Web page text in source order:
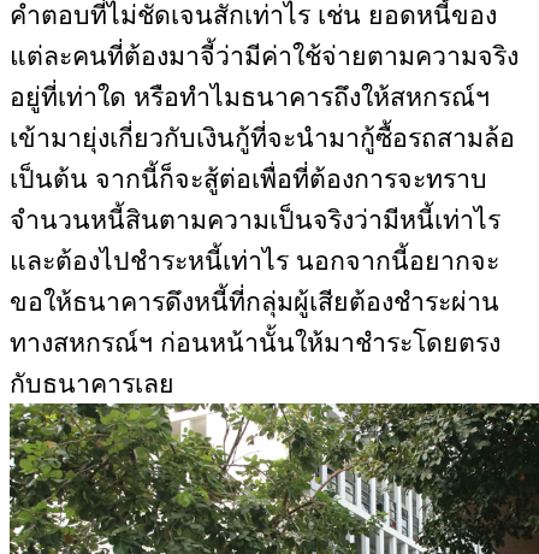
คำตอบที่ไม่ชัดเจนสักเท่าไร เช่น ยอดหนี้ของ
แต่ละคนที่ต้องมาจี้ว่ามีค่าใช้จ่ายตามความจริง
อยู่ที่เท่าใด หรือทำไมธนาคารถึงให้สหกรณ์ฯ
เข้ามายุ่งเกี่ยวกับเงินกู้ที่จะนำมากู้ซื้อรถสามล้อ
เป็นต้น จากนี้ก็จะสู้ต่อเพื่อที่ต้องการจะทราบ
จำนวนหนี้สินตามความเป็นจริงว่ามีหนี้เท่าไร
และต้องไปชำระหนี้เท่าไร นอกจากนี้อยากจะ
ขอให้ธนาคารดึงหนี้ที่กลุ่มผู้เสียต้องชำระผ่าน
ทางสหกรณ์ฯ ก่อนหน้านั้นให้มาชำระโดยตรง
กับธนาคารเลย